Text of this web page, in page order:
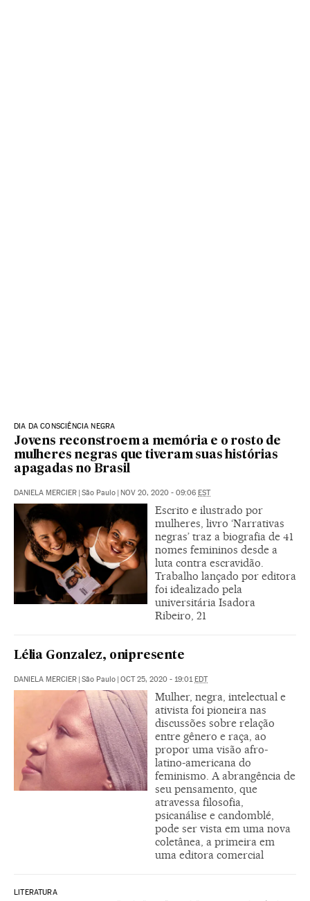
DIA DA CONSCIÊNCIA NEGRA
Jovens reconstroem a memória e o rosto de
mulheres negras que tiveram suas histórias
apagadas no Brasil
DANIELA MERCIER São Paulo NOV 20, 2020 - 09:06 EST
Escrito e ilustrado por
mulheres, livro ‘Narrativas
negras’ traz a biografia de 41
nomes femininos desde a
luta contra escravidão.
Trabalho lançado por editora
foi idealizado pela
universitária Isadora
Ribeiro, 21
Lélia Gonzalez, onipresente
DANIELA MERCIER São Paulo OCT 25, 2020 - 19:01 EDT
Mulher, negra, intelectual e
ativista foi pioneira nas
discussões sobre relação
entre gênero e raça, ao
propor uma visão afro-
latino-americana do
feminismo. A abrangência de
seu pensamento, que
atravessa filosofia,
psicanálise e candomblé,
pode ser vista em uma nova
coletânea, a primeira em
uma editora comercial
LITERATURA